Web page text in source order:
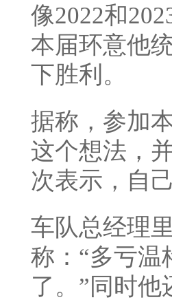
像2022和
本届环意他
下胜利。
据称，参加
这个想法，
次表示，自
车队总经理
称：“多亏温
了。”同时